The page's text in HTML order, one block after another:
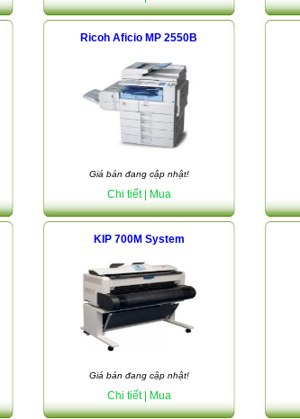
Ricoh Aficio MP 2550B
Giá bán đang cập nhật!
Chi tiết | Mua
KIP 700M System
Giá bán đang cập nhật!
Chi tiết | Mua